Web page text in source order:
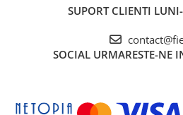
SUPORT CLIENTI
SOCIAL URMARESTE-NE